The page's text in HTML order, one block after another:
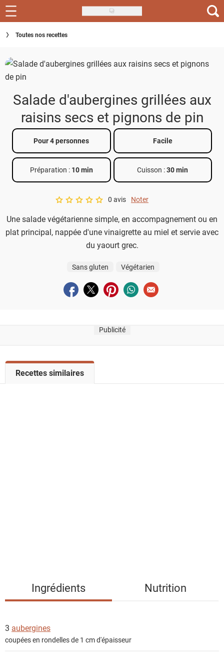
Skip
to
main
Recettes
Inspirations
Conseils
Menu de la semaine
Actus
Téléchargez l'app Saveurs Recettes
Index des recettes
Toutes nos recettes
Salade d'aubergines grillées aux
raisins secs et pignons de pin
Pour 4 personnes Facile
Préparation : 10 min Cuisson :30 min
A star rating of 0 out of 5.
0 avis Noter
Une salade végétarienne simple, en accompagnement ou en
plat principal, nappée d'une vinaigrette au miel et servie avec
du yaourt grec.
Sans gluten Végétarien
Partager sur facebook
Partager sur twitter
Partager sur pinterest
Partager sur whatsapp
Envoyer à un ami
Publicité
o
i
e
Recettes similaires
Ingrédients Nutrition
3 aubergines
coupées en rondelles de 1 cm d'épaisseur